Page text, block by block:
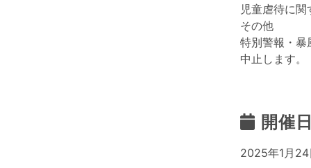
児童虐待に
その他
特別警報・暴
中止します。
開催
2025年1月